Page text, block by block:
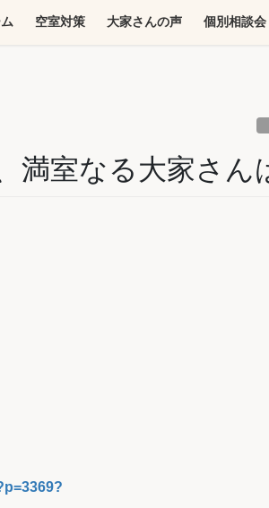
空室対策 大家さんの声 個別相談会
満室なる大家さん